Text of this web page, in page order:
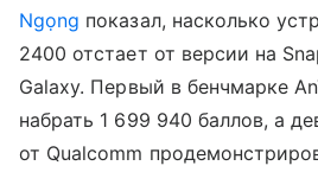
Ngọng показал, насколько
2400 отстает от версии на
Galaxy. Первый в бенчмарке
набрать 1 699 940 баллов, а
от Qualcomm